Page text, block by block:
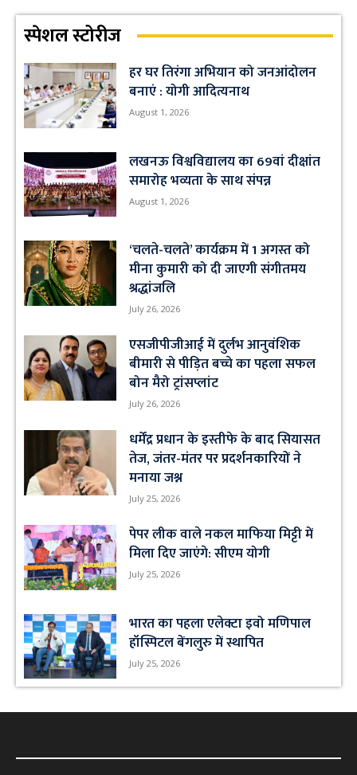
स्पेशल स्टोरीज
हर घर तिरंगा अभियान को जनआंदोलन
बनाएं : योगी आदित्यनाथ
August 1, 2026
लखनऊ विश्वविद्यालय का 69वां दीक्षांत
समारोह भव्यता के साथ संपन्न
August 1, 2026
‘चलते-चलते’ कार्यक्रम में 1 अगस्त को
मीना कुमारी को दी जाएगी संगीतमय
श्रद्धांजलि
July 26, 2026
एसजीपीजीआई में दुर्लभ आनुवंशिक
बीमारी से पीड़ित बच्चे का पहला सफल
बोन मैरो ट्रांसप्लांट
July 26, 2026
धर्मेंद्र प्रधान के इस्तीफे के बाद सियासत
तेज, जंतर-मंतर पर प्रदर्शनकारियों ने
मनाया जश्न
July 25, 2026
पेपर लीक वाले नकल माफिया मिट्टी में
मिला दिए जाएंगे: सीएम योगी
July 25, 2026
भारत का पहला एलेक्टा इवो मणिपाल
हॉस्पिटल बेंगलुरु में स्थापित
July 25, 2026